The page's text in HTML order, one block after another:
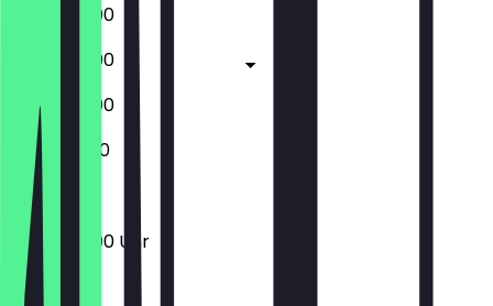
17:00 - 22:00
17:00 - 23:00
17:00 - 23:00
17:00 - 21:00
17:00 - 22:00 Uhr